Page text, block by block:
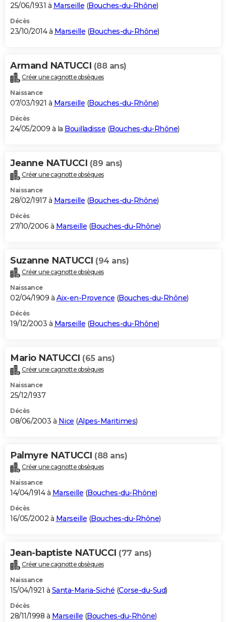
25/06/1931 à Marseille (Bouches-du-Rhône)
Décès
23/10/2014 à Marseille (Bouches-du-Rhône)
Armand NATUCCI (88 ans)
Créer une cagnotte obsèques
Naissance
07/03/1921 à Marseille (Bouches-du-Rhône)
Décès
24/05/2009 à la Bouilladisse (Bouches-du-Rhône)
Jeanne NATUCCI (89 ans)
Créer une cagnotte obsèques
Naissance
28/02/1917 à Marseille (Bouches-du-Rhône)
Décès
27/10/2006 à Marseille (Bouches-du-Rhône)
Suzanne NATUCCI (94 ans)
Créer une cagnotte obsèques
Naissance
02/04/1909 à Aix-en-Provence (Bouches-du-Rhône)
Décès
19/12/2003 à Marseille (Bouches-du-Rhône)
Mario NATUCCI (65 ans)
Créer une cagnotte obsèques
Naissance
25/12/1937
Décès
08/06/2003 à Nice (Alpes-Maritimes)
Palmyre NATUCCI (88 ans)
Créer une cagnotte obsèques
Naissance
14/04/1914 à Marseille (Bouches-du-Rhône)
Décès
16/05/2002 à Marseille (Bouches-du-Rhône)
Jean-baptiste NATUCCI (77 ans)
Créer une cagnotte obsèques
Naissance
15/04/1921 à Santa-Maria-Siché (Corse-du-Sud)
Décès
28/11/1998 à Marseille (Bouches-du-Rhône)